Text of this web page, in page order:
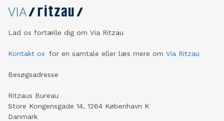
Lad os fortælle dig om Via Ritzau
Kontakt os for en samtale eller læs mere om Via Ritzau
Besøgsadresse
Ritzaus Bureau
Store Kongensgade 14, 1264 København K
Danmark